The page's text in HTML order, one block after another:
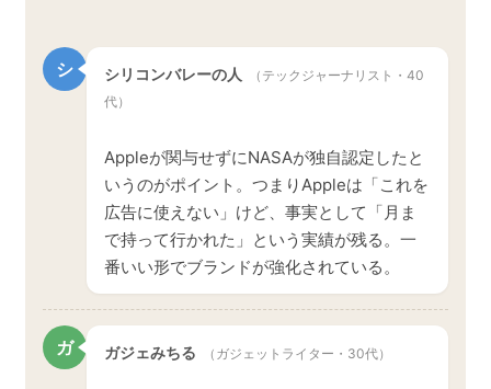
シ シリコンバレーの人
（テックジャーナリスト・40
代）
Appleが関与せずにNASAが独自認定したと
いうのがポイント。つまりAppleは「これを
広告に使えない」けど、事実として「月ま
で持って行かれた」という実績が残る。一
番いい形でブランドが強化されている。
ガ ガジェみちる （ガジェットライター・30代）